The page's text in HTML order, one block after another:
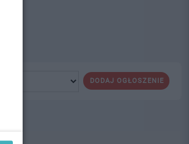
DODAJ OGŁOSZENIE